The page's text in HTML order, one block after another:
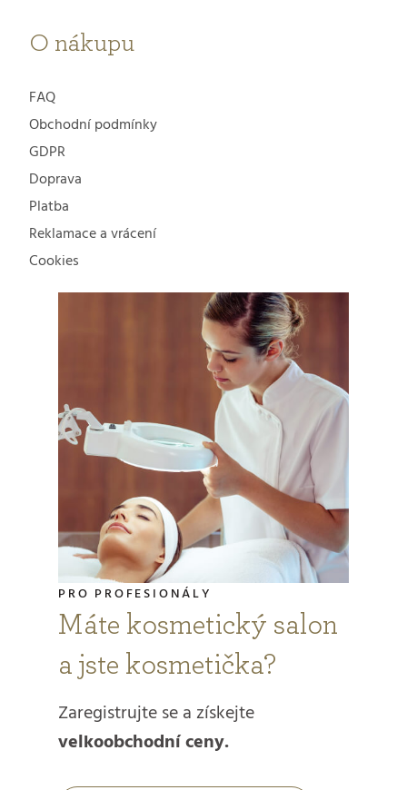
O nákupu
FAQ
Obchodní podmínky
GDPR
Doprava
Platba
Reklamace a vrácení
Cookies
PRO PROFESIONÁLY
Máte kosmetický salon
a jste kosmetička?
Zaregistrujte se a získejte
velkoobchodní ceny.